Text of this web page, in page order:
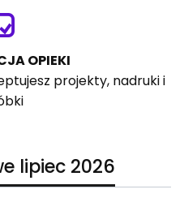
OPIEKI
projekty, nadruki i
lipiec 2026